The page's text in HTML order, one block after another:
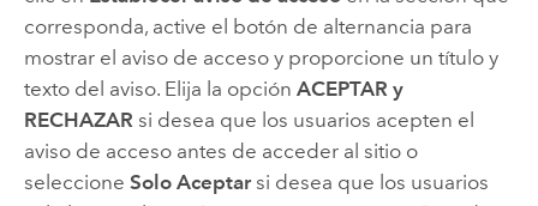
corresponda, active el botón de alternancia para
mostrar el aviso de acceso y proporcione un título y
texto del aviso. Elija la opción ACEPTAR y
RECHAZARsi desea que los usuarios acepten el
aviso de acceso antes de acceder al sitio o
seleccione Solo Aceptarsi desea que los usuarios